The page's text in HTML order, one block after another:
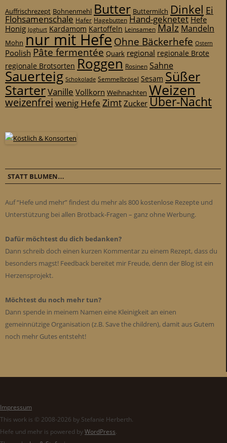
Auffrischrezept Bohnenmehl Butter Buttermilch Dinkel Ei
Flohsamenschale Hafer Hagebutten Hand-geknetet Hefe
Honig Joghurt Kardamom Kartoffeln Leinsamen Malz Mandeln
Mohn nur mit Hefe Ohne Bäckerhefe Ostern
Poolish Pâte fermentée Quark regional regionale Brote
regionale Brotsorten Roggen Rosinen Sahne
Sauerteig Schokolade Semmelbrösel Sesam Süßer
StarterVanille Vollkorn Weihnachten Weizen
weizenfrei wenig Hefe ZimtZuckerÜber-Nacht
STATT BLUMEN…
Auf “Hefe und mehr” findest du mehr als 800 kostenlose Rezepte und
Unterstützung bei allen Brotback-Fragen – ganz ohne Werbung.
Dafür möchtest du dich bedanken?
Dann schreib doch einen kurzen Kommentar zu einem Rezept, dass du
besonders magst! Feedback bereitet mir Freude, denn der Blog ist ein
Herzensprojekt.
Möchtest du noch mehr tun?
Dann spende in meinem Namen eine Kleinigkeit an einen
gemeinnützige Organisation (z.B. Save the children), damit aus Gutem
noch mehr Gutes entsteht!
Impressum
This work is © 2008-2026 by Stefanie Herberth.
Hefe und mehr is powered byWordPress.